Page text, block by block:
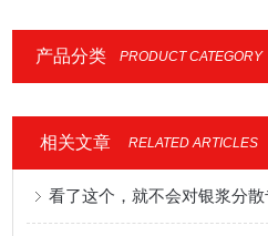
产品分类 PRODUCT CATEGORY
相关文章 RELATED ARTICLES
看了这个，就不会对银浆分